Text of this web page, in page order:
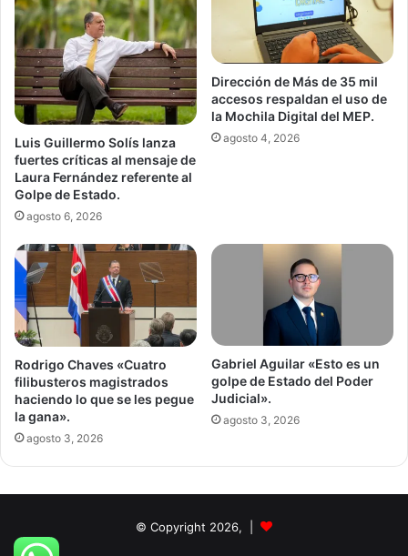
Luis Guillermo Solís lanza
fuertes críticas al mensaje de
Laura Fernández referente al
Golpe de Estado.
agosto 6, 2026
Dirección de Más de 35 mil
accesos respaldan el uso de
la Mochila Digital del MEP.
agosto 4, 2026
Rodrigo Chaves «Cuatro
filibusteros magistrados
haciendo lo que se les pegue
la gana».
agosto 3, 2026
Gabriel Aguilar «Esto es un
golpe de Estado del Poder
Judicial».
agosto 3, 2026
© Copyright 2026, |